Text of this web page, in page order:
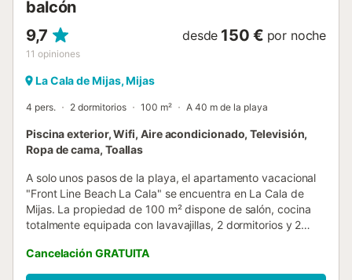
balcón
9,7
11 opiniones
desde 150 € por noche
La Cala de Mijas, Mijas
4 pers. 2 dormitorios 100 m² A 40 m de la playa
Piscina exterior, Wifi, Aire acondicionado, Televisión,
Ropa de cama, Toallas
A solo unos pasos de la playa, el apartamento vacacional
"Front Line Beach La Cala" se encuentra en La Cala de
Mijas. La propiedad de 100 m² dispone de salón, cocina
totalmente equipada con lavavajillas, 2 dormitorios y 2
comodidades adicionales encontraréis Wi-Fi, aire
acondicionado en todo el alojamiento, lavadora y
Cancelación GRATUITA